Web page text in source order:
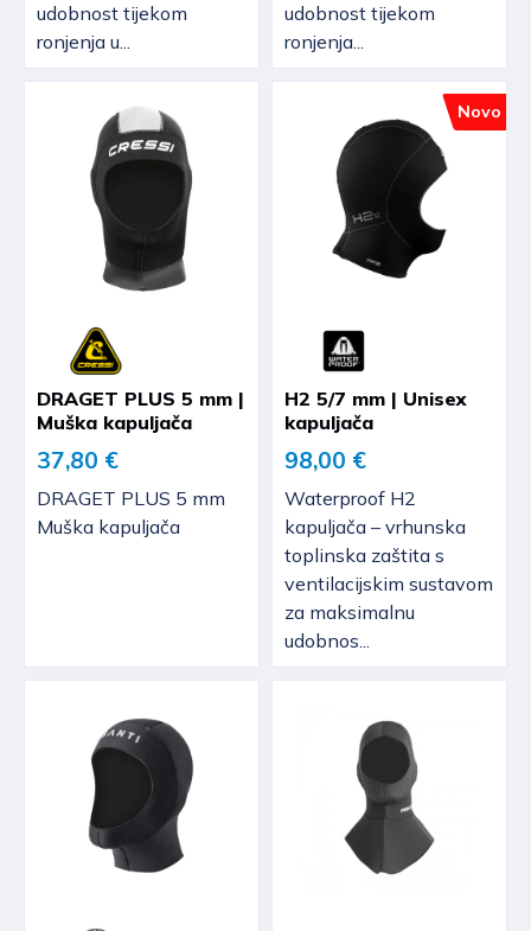
udobnost tijekom
ronjenja u...
udobnost tijekom
ronjenja...
DRAGET PLUS 5 mm |
Muška kapuljača
37,80 €
DRAGET PLUS 5 mm
Muška kapuljača
Novo
H2 5/7 mm | Unisex
kapuljača
98,00 €
Waterproof H2
kapuljača – vrhunska
toplinska zaštita s
ventilacijskim sustavom
za maksimalnu
udobnos...